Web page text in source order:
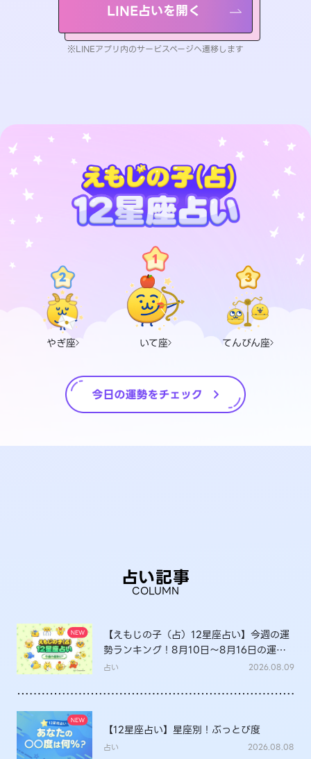
LINE占いを開く
※LINEアプリ内のサービスページへ遷移します
やぎ座 いて座 てんびん座
占い記事
COLUMN
【えもじの子（占）12星座占い】今週の運
勢ランキング！8月10日～8月16日の運勢
は？
占い 2026.08.09
【12星座占い】星座別！ぶっとび度
占い 2026.08.08